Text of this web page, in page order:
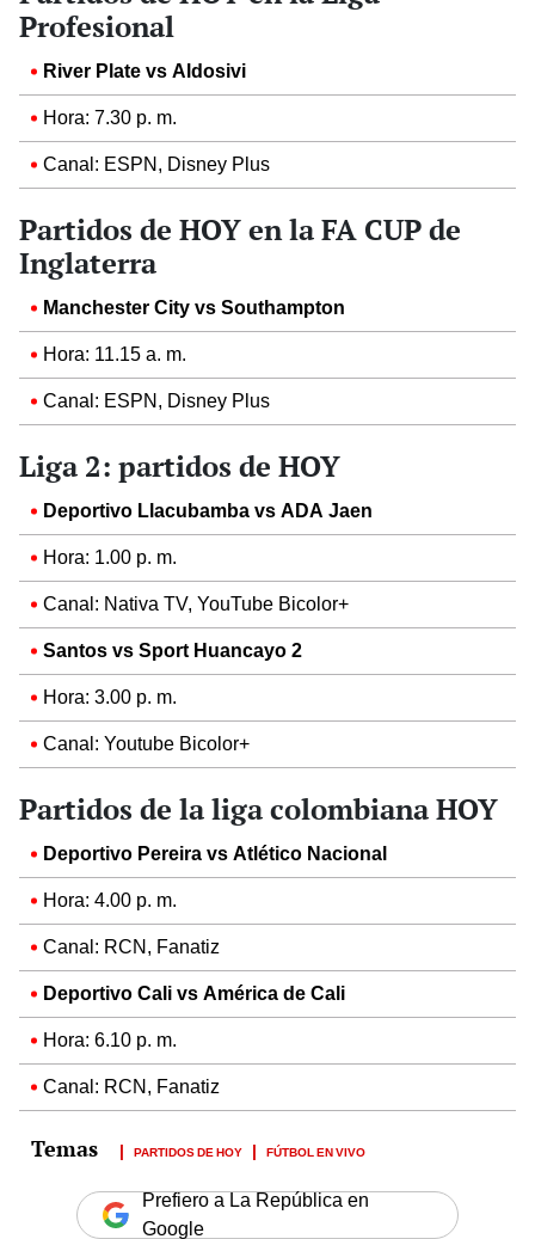
Profesional
River Plate vs Aldosivi
Hora: 7.30 p. m.
Canal: ESPN, Disney Plus
Partidos de HOY en la FA CUP de
Inglaterra
Manchester City vs Southampton
Hora: 11.15 a. m.
Canal: ESPN, Disney Plus
Liga 2: partidos de HOY
Deportivo Llacubamba vs ADA Jaen
Hora: 1.00 p. m.
Canal: Nativa TV, YouTube Bicolor+
Santos vs Sport Huancayo 2
Hora: 3.00 p. m.
Canal: Youtube Bicolor+
Partidos de la liga colombiana HOY
Deportivo Pereira vs Atlético Nacional
Hora: 4.00 p. m.
Canal: RCN, Fanatiz
Deportivo Cali vs América de Cali
Hora: 6.10 p. m.
Canal: RCN, Fanatiz
PARTIDOS DE HOY FÚTBOL EN VIVO
Prefiero a La República en
Google